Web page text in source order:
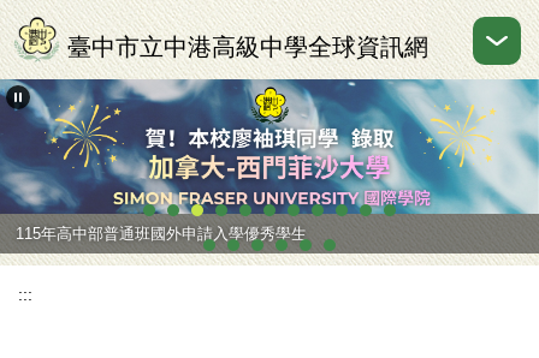
跳
到
主
要
區
臺中市立中港高級中學全球資訊網
115年高中部普通班國外申請入學優秀學生
:::